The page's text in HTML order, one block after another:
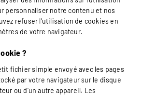
personnaliser notre contenu et nos
refuser l’utilisation de cookies en
de votre navigateur.
?
fichier simple envoyé avec les pages
par votre navigateur sur le disque
ou d’un autre appareil. Les